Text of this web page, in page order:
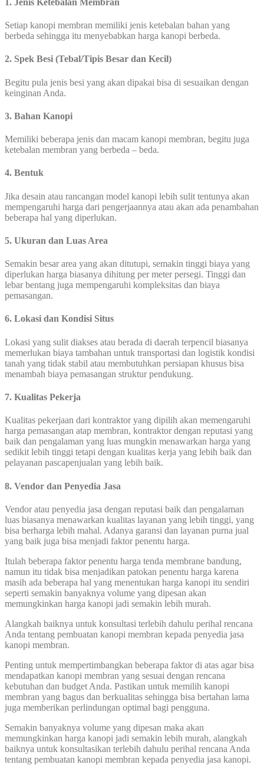
Setiap kanopi membran memiliki jenis ketebalan bahan yang
berbeda sehingga itu menyebabkan harga kanopi berbeda.
2. Spek Besi (Tebal/Tipis Besar dan Kecil)
Begitu pula jenis besi yang akan dipakai bisa di sesuaikan dengan
keinginan Anda.
3. Bahan Kanopi
Memiliki beberapa jenis dan macam kanopi membran, begitu juga
ketebalan membran yang berbeda – beda.
4. Bentuk
Jika desain atau rancangan model kanopi lebih sulit tentunya akan
mempengaruhi harga dari pengerjaannya atau akan ada penambahan
beberapa hal yang diperlukan.
5. Ukuran dan Luas Area
Semakin besar area yang akan ditutupi, semakin tinggi biaya yang
diperlukan harga biasanya dihitung per meter persegi. Tinggi dan
lebar bentang juga mempengaruhi kompleksitas dan biaya
pemasangan.
6. Lokasi dan Kondisi Situs
Lokasi yang sulit diakses atau berada di daerah terpencil biasanya
memerlukan biaya tambahan untuk transportasi dan logistik kondisi
tanah yang tidak stabil atau membutuhkan persiapan khusus bisa
menambah biaya pemasangan struktur pendukung.
7. Kualitas Pekerja
Kualitas pekerjaan dari kontraktor yang dipilih akan memengaruhi
harga pemasangan atap membran, kontraktor dengan reputasi yang
baik dan pengalaman yang luas mungkin menawarkan harga yang
sedikit lebih tinggi tetapi dengan kualitas kerja yang lebih baik dan
pelayanan pascapenjualan yang lebih baik.
8. Vendor dan Penyedia Jasa
Vendor atau penyedia jasa dengan reputasi baik dan pengalaman
luas biasanya menawarkan kualitas layanan yang lebih tinggi, yang
bisa berharga lebih mahal. Adanya garansi dan layanan purna jual
yang baik juga bisa menjadi faktor penentu harga.
Itulah beberapa faktor penentu harga tenda membrane bandung,
namun itu tidak bisa menjadikan patokan penentu harga karena
masih ada beberapa hal yang menentukan harga kanopi itu sendiri
seperti semakin banyaknya volume yang dipesan akan
memungkinkan harga kanopi jadi semakin lebih murah.
Alangkah baiknya untuk konsultasi terlebih dahulu perihal rencana
Anda tentang pembuatan kanopi membran kepada penyedia jasa
kanopi membran.
Penting untuk mempertimbangkan beberapa faktor di atas agar bisa
mendapatkan kanopi membran yang sesuai dengan rencana
kebutuhan dan budget Anda. Pastikan untuk memilih kanopi
membran yang bagus dan berkualitas sehingga bisa bertahan lama
juga memberikan perlindungan optimal bagi pengguna.
Semakin banyaknya volume yang dipesan maka akan
memungkinkan harga kanopi jadi semakin lebih murah, alangkah
baiknya untuk konsultasikan terlebih dahulu perihal rencana Anda
tentang pembuatan kanopi membran kepada penyedia jasa kanopi.